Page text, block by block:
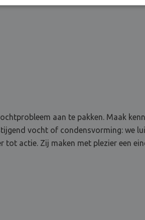
aan te pakken. Maak
vocht of condensvorming: we
actie. Zij maken met plezier een